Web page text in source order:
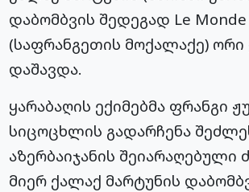
დაბომბვის შედეგად Le
(საფრანგეთის მოქალაქე)
დაშავდა.
ყარაბაღის ექიმებმა ფრანგი
სიცოცხლის გადარჩენა
აზერბაიჯანის შეიარაღებული
მიერ ქალაქ მარტუნის